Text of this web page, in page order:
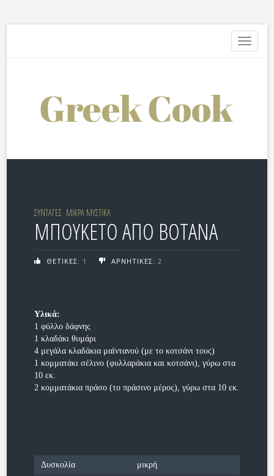
Toggle
ΣΥΝΤΑΓΕΣ ΜΙΚΡΑ ΜΥΣΤΙΚΑ
ΜΠΟΥΚΕΤΟ ΑΠΟ ΒΟΤΑΝΑ
ΘΕΤΙΚΕΣ: 1 ΑΡΝΗΤΙΚΕΣ: 2
Υλικά:
1 φύλλο δάφνης
1 κλαδάκι θυμάρι
4 μεγάλα κλαδάκια μαϊντανού (με το κοτσάνι τους)
1 κομματάκι σέλινο (φυλλαράκια και κοτσάνι), γύρω στα
10 εκ.
2 κομματάκια πράσο (το πράσινο μέρος), γύρω στα 10 εκ.
Δυσκολία
μικρή